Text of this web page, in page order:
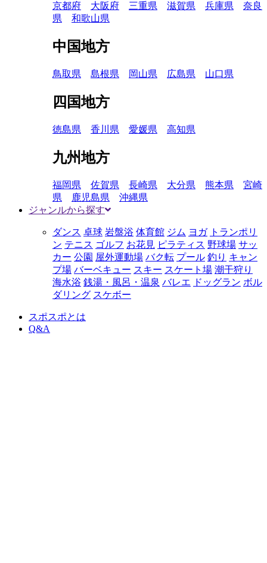
京都府 大阪府 三重県 滋賀県 兵庫県
奈良
県
和歌山県
中国地方
鳥取県 島根県 岡山県 広島県 山口県
四国地方
徳島県 香川県 愛媛県 高知県
九州地方
福岡県 佐賀県 長崎県 大分県 熊本県
宮崎
県
鹿児島県
沖縄県
ジャンルから探す
ダンス 卓球 岩盤浴 体育館 ジム ヨガ トランポリ
ン テニス ゴルフ お花見 ピラティス 野球場 サッ
カー 公園 屋外運動場 バク転 プール 釣り キャン
プ場 バーベキュー スキー スケート場 潮干狩り
海水浴 銭湯・風呂・温泉 バレエ ドッグラン ボル
ダリング スケボー
スポスポとは
Q&A